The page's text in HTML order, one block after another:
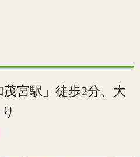
宮駅」徒歩2分、大